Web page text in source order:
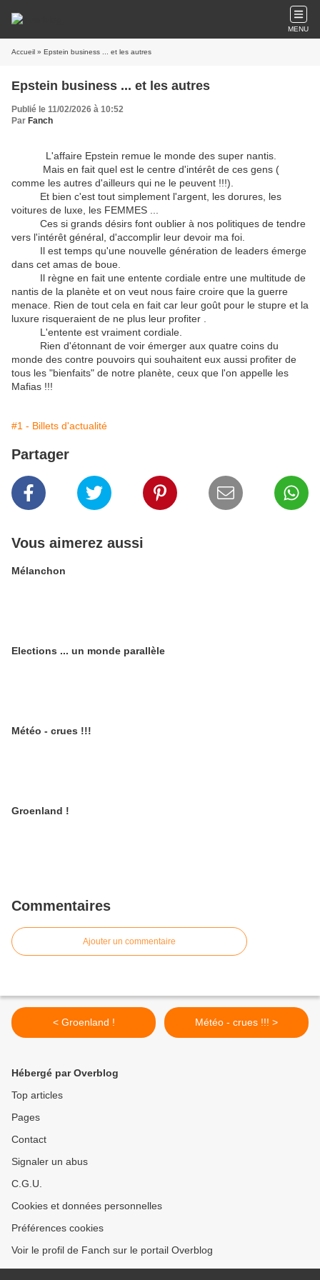
MENU
Accueil » Epstein business ... et les autres
Epstein business ... et les autres
Publié le 11/02/2026 à 10:52
Par Fanch
L'affaire Epstein remue le monde des super nantis.
Mais en fait quel est le centre d'intérêt de ces gens (
comme les autres d'ailleurs qui ne le peuvent !!!).
Et bien c'est tout simplement l'argent, les dorures, les
voitures de luxe, les FEMMES ...
Ces si grands désirs font oublier à nos politiques de tendre
vers l'intérêt général, d'accomplir leur devoir ma foi.
Il est temps qu'une nouvelle génération de leaders émerge
dans cet amas de boue.
Il règne en fait une entente cordiale entre une multitude de
nantis de la planète et on veut nous faire croire que la guerre
menace. Rien de tout cela en fait car leur goût pour le stupre et la
luxure risqueraient de ne plus leur profiter .
L'entente est vraiment cordiale.
Rien d'étonnant de voir émerger aux quatre coins du
monde des contre pouvoirs qui souhaitent eux aussi profiter de
tous les "bienfaits" de notre planète, ceux que l'on appelle les
Mafias !!!
#1 - Billets d'actualité
Partager
Vous aimerez aussi
Mélanchon
Elections ... un monde parallèle
Météo - crues !!!
Groenland !
Commentaires
Ajouter un commentaire
< Groenland ! Météo - crues !!! >
Hébergé par Overblog
Top articles
Pages
Contact
Signaler un abus
C.G.U.
Cookies et données personnelles
Préférences cookies
Voir le profil de Fanch sur le portail Overblog